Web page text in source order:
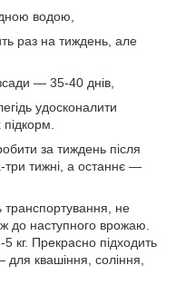
водою,
раз на тиждень, але
— 35-40 днів,
удосконалити
за тиждень після
три тижні, а останнє —
транспортування, не
до наступного врожаю.
5 кг. Прекрасно підходить
квашіння, соління,